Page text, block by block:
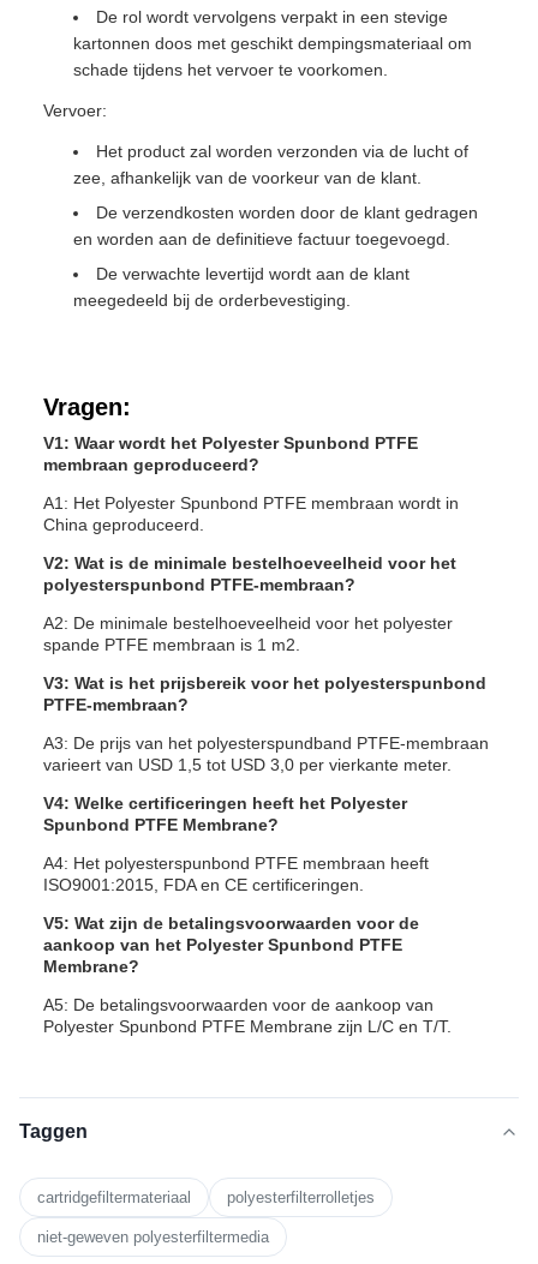
De rol wordt vervolgens verpakt in een stevige
kartonnen doos met geschikt dempingsmateriaal om
schade tijdens het vervoer te voorkomen.
Vervoer:
Het product zal worden verzonden via de lucht of
zee, afhankelijk van de voorkeur van de klant.
De verzendkosten worden door de klant gedragen
en worden aan de definitieve factuur toegevoegd.
De verwachte levertijd wordt aan de klant
meegedeeld bij de orderbevestiging.
Vragen:
V1: Waar wordt het Polyester Spunbond PTFE
membraan geproduceerd?
A1: Het Polyester Spunbond PTFE membraan wordt in
China geproduceerd.
V2: Wat is de minimale bestelhoeveelheid voor het
polyesterspunbond PTFE-membraan?
A2: De minimale bestelhoeveelheid voor het polyester
spande PTFE membraan is 1 m2.
V3: Wat is het prijsbereik voor het polyesterspunbond
PTFE-membraan?
A3: De prijs van het polyesterspundband PTFE-membraan
varieert van USD 1,5 tot USD 3,0 per vierkante meter.
V4: Welke certificeringen heeft het Polyester
Spunbond PTFE Membrane?
A4: Het polyesterspunbond PTFE membraan heeft
ISO9001:2015, FDA en CE certificeringen.
V5: Wat zijn de betalingsvoorwaarden voor de
aankoop van het Polyester Spunbond PTFE
Membrane?
A5: De betalingsvoorwaarden voor de aankoop van
Polyester Spunbond PTFE Membrane zijn L/C en T/T.
Taggen
cartridgefiltermateriaal polyesterfilterrolletjes
niet-geweven polyesterfiltermedia